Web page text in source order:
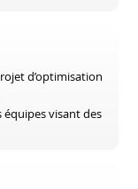
d’optimisation
équipes visant des